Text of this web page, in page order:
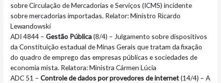
sobre Circulação de Mercadorias e Serviços (ICMS) incidente
sobre mercadorias importadas. Relator: Ministro Ricardo
Lewandowski
ADI 4844 –Gestão Pública(8/4) – Julgamento sobre dispositivos
da Constituição estadual de Minas Gerais que tratam da fixação
do quadro de emprego das empresas públicas e sociedades de
economia mista. Relatora: Ministra Cármen Lúcia
ADC 51 –Controle de dados por provedores de internet(14/4) – A